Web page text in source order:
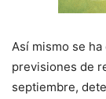
Así mismo se
previsiones de
septiembre,